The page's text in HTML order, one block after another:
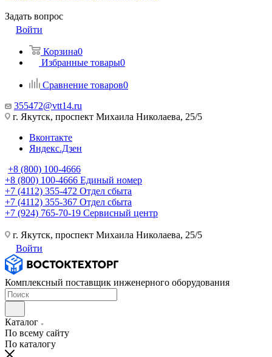
Задать вопрос
Войти
Корзина0
Избранные товары0
Сравнение товаров0
355472@vtt14.ru
г. Якутск, проспект Михаила Николаева, 25/5
Вконтакте
Яндекс.Дзен
+8 (800) 100-4666
+8 (800) 100-4666 Единый номер
+7 (4112) 355-472 Отдел сбыта
+7 (4112) 355-367 Отдел сбыта
+7 (924) 765-70-19 Сервисный центр
г. Якутск, проспект Михаила Николаева, 25/5
Войти
Комплексный поставщик инженерного оборудования
Каталог
По всему сайту
По каталогу